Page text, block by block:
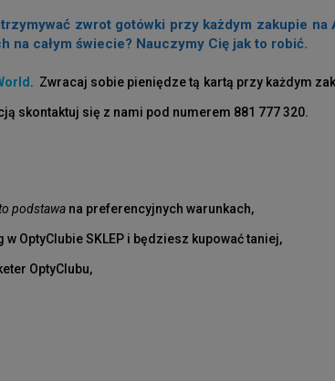
zwrot gotówki przy każdym zakupie na
całym świecie? Nauczymy Cię jak to robić.
. Zwracaj sobie pieniędze tą kartą przy każdym
skontaktuj się z nami pod numerem 881 777 320.
podstawa na preferencyjnych warunkach,
OptyClubie SKLEP i będziesz kupować taniej,
OptyClubu,